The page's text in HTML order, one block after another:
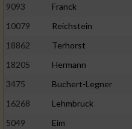
9093
Franck
10079
Reichstein
18862
Terhorst
18205
Hermann
3475
Buchert-Legner
16268
Lehmbruck
5049
Eim